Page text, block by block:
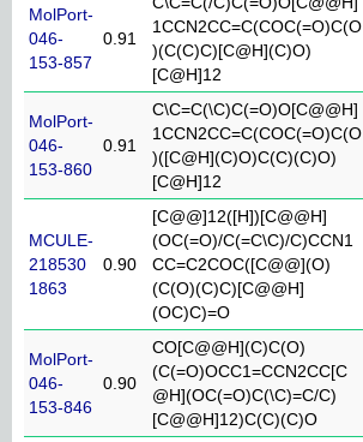
MolPort-
046-
153-857
0.91
1CCN2CC=C(COC(=O)C(O
)(C(C)C)[C@H](C)O)
[C@H]12
MolPort-
046-
153-860
0.91
C\C=C(\C)C(=O)O[C@@H]
1CCN2CC=C(COC(=O)C(O
)([C@H](C)O)C(C)(C)O)
[C@H]12
MCULE-
218530
1863
0.90
[C@@]12([H])[C@@H]
(OC(=O)/C(=C\C)/C)CCN1
CC=C2COC([C@@](O)
(C(O)(C)C)[C@@H]
(OC)C)=O
MolPort-
046-
153-846
0.90
CO[C@@H](C)C(O)
(C(=O)OCC1=CCN2CC[C
@H](OC(=O)C(\C)=C/C)
[C@@H]12)C(C)(C)O